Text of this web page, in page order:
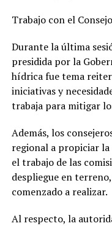
Trabajo con el
Durante la última
presidida por la
hídrica fue tema
iniciativas y
trabaja para mitigar
Además, los
regional a propiciar la
el trabajo de las
despliegue en
comenzado a realizar.
Al respecto, la